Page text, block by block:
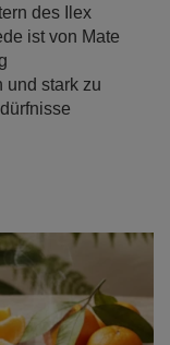
des Ilex
ist von Mate
und stark zu